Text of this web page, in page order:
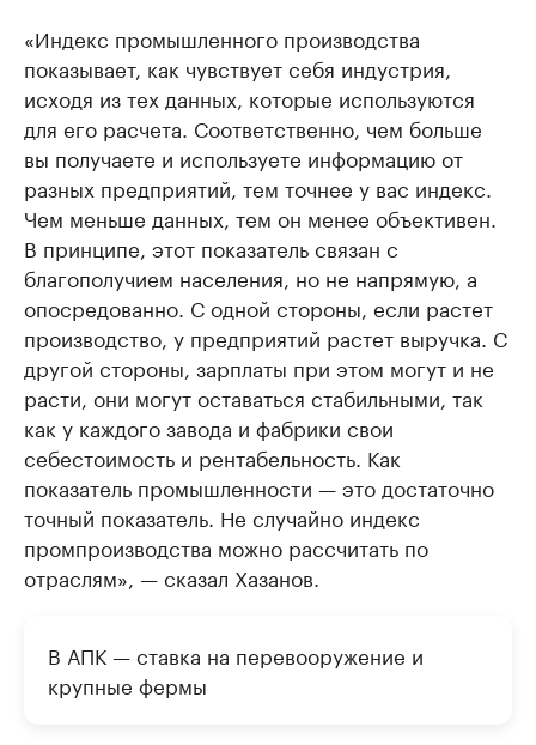
«Индекс промышленного производства
показывает, как чувствует себя индустрия,
исходя из тех данных, которые используются
для его расчета. Соответственно, чем больше
вы получаете и используете информацию от
разных предприятий, тем точнее у вас индекс.
Чем меньше данных, тем он менее объективен.
В принципе, этот показатель связан с
благополучием населения, но не напрямую, а
опосредованно. С одной стороны, если растет
производство, у предприятий растет выручка. С
другой стороны, зарплаты при этом могут и не
расти, они могут оставаться стабильными, так
как у каждого завода и фабрики свои
себестоимость и рентабельность. Как
показатель промышленности — это достаточно
точный показатель. Не случайно индекс
промпроизводства можно рассчитать по
отраслям», — сказал Хазанов.
В АПК — ставка на перевооружение и
крупные фермы